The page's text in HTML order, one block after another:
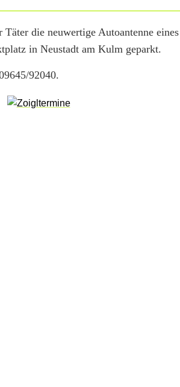
die neuwertige Autoantenne
in Neustadt am Kulm geparkt.
92040.